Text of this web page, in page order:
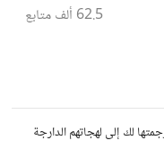
62.5 ألف متابع
لك إلى لهجاتهم الدارجة